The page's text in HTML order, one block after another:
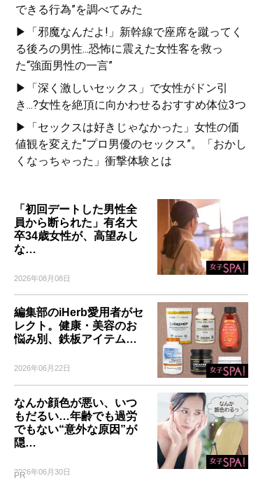
できる行為”を調べてみた
▶「邪魔なんだよ!」新幹線で座席を蹴ってく
る後ろの男性...恐怖に震えた女性客を救っ
た“強面男性の一言”
▶「深く激しいセックス」で女性がドン引
き...?女性を絶頂に向かわせるおすすめ体位3つ
▶「セックスは好きじゃなかった」女性の価
値観を変えた“プロ男優のセックス”。「おかし
くなっちゃった」衝撃体験とは
「初回デートした男性全
員から断られた」有名大
卒34歳女性が、高望みし
な…
2026年08月08日
編集部のiHerb愛用者がセ
レクト。健康・美容のお
悩み別、鉄板アイテム…
2026年06月22日
なんか顔色が悪い、いつ
もだるい…年齢でも過労
でもない“意外な原因”が
隠…
2026年06月30日
PR